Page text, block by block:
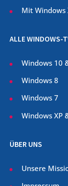
Mit Windows
ALLE WINDOWS-
Windows 10
Windows 8
Windows 7
Windows XP
ÜBER UNS
Unsere